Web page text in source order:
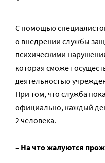
С помощью
о внедрении службы
психическими
которая сможет
деятельностью
При том, что служба
официально, каждый
2 человека.
– На что жалуются